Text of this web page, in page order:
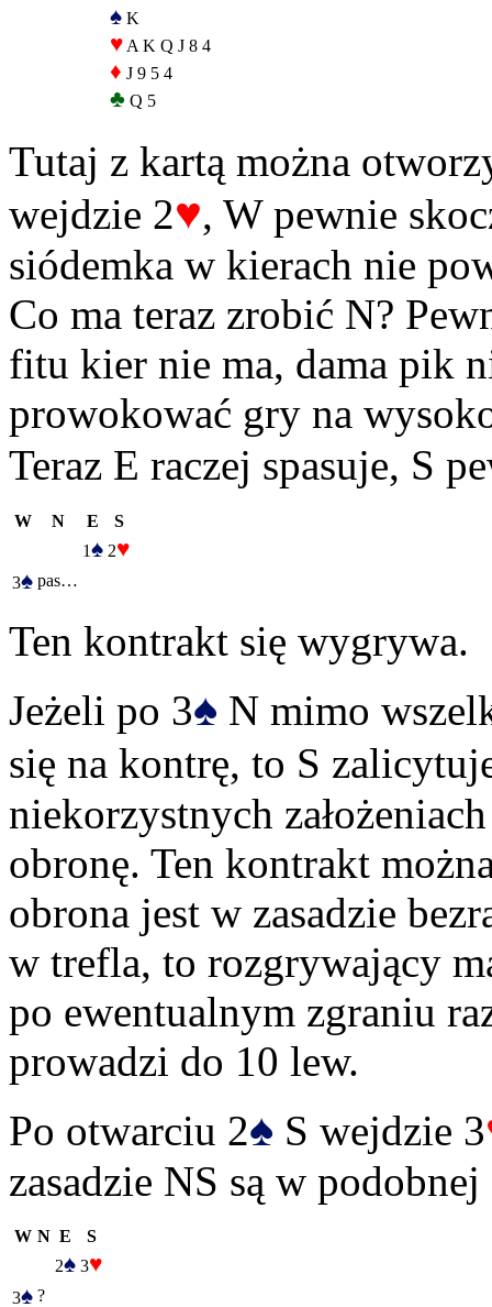
♠ K
♥ A K Q J 8 4
♦ J 9 5 4
♣ Q 5
Tutaj z kartą można
wejdzie 2♥, W pewnie
siódemka w kierach nie
Co ma teraz zrobić N?
fitu kier nie ma, dama pik
prowokować gry na
Teraz E raczej spasuje, S
W N E
S
1♠ 2♥
3♠ pas…
Ten kontrakt się wygrywa.
Jeżeli po 3♠ N mimo
się na kontrę, to S
niekorzystnych
obronę. Ten kontrakt
obrona jest w zasadzie
w trefla, to rozgrywający
po ewentualnym zgraniu
prowadzi do 10 lew.
Po otwarciu 2♠ S wejdzie 3
zasadzie NS są w
W N E
S
2♠ 3♥
3♠ ?